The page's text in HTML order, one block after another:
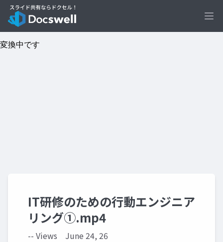
IT研修のための行動エンジニア
リング①.mp4
-- Views June 24, 26